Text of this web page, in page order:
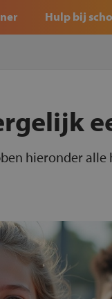
Hulp bij
hieronder